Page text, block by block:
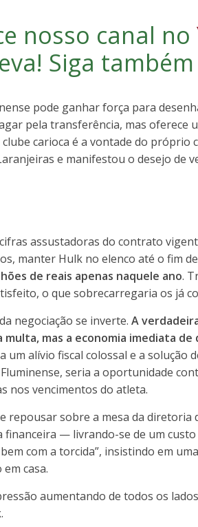
nosso canal no
! Siga
pode ganhar força para
pela transferência, mas oferece
carioca é a vontade do próprio
e manifestou o desejo de
assustadoras do contrato
manter Hulk no elenco até o fim
de reais apenas naquele ano.
o que sobrecarregaria os já
negociação se inverte. A
mas a economia imediata de
um alívio fiscal colossal e a solução
seria a oportunidade
nos vencimentos do atleta.
repousar sobre a mesa da diretoria
financeira — livrando-se de um
com a torcida”, insistindo em
casa.
aumentando de todos os